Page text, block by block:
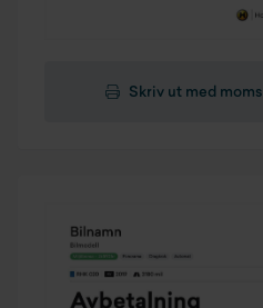
Skriv ut med moms